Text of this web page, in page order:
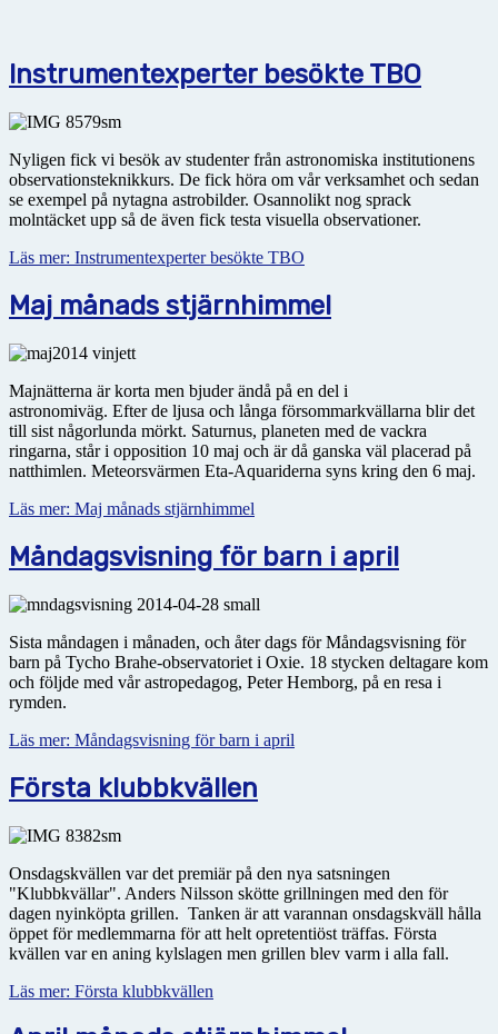
Instrumentexperter besökte TBO
Nyligen fick vi besök av studenter från astronomiska institutionens
observationsteknikkurs. De fick höra om vår verksamhet och sedan
se exempel på nytagna astrobilder. Osannolikt nog sprack
molntäcket upp så de även fick testa visuella observationer.
Läs mer: Instrumentexperter besökte TBO
Maj månads stjärnhimmel
Majnätterna är korta men bjuder ändå på en del i
astronomiväg. Efter de ljusa och långa försommarkvällarna blir det
till sist någorlunda mörkt. Saturnus, planeten med de vackra
ringarna, står i opposition 10 maj och är då ganska väl placerad på
natthimlen. Meteorsvärmen Eta-Aquariderna syns kring den 6 maj.
Läs mer: Maj månads stjärnhimmel
Måndagsvisning för barn i april
Sista måndagen i månaden, och åter dags för Måndagsvisning för
barn på Tycho Brahe-observatoriet i Oxie. 18 stycken deltagare kom
och följde med vår astropedagog, Peter Hemborg, på en resa i
rymden.
Läs mer: Måndagsvisning för barn i april
Första klubbkvällen
Onsdagskvällen var det premiär på den nya satsningen
"Klubbkvällar". Anders Nilsson skötte grillningen med den för
dagen nyinköpta grillen. Tanken är att varannan onsdagskväll hålla
öppet för medlemmarna för att helt opretentiöst träffas. Första
kvällen var en aning kylslagen men grillen blev varm i alla fall.
Läs mer: Första klubbkvällen